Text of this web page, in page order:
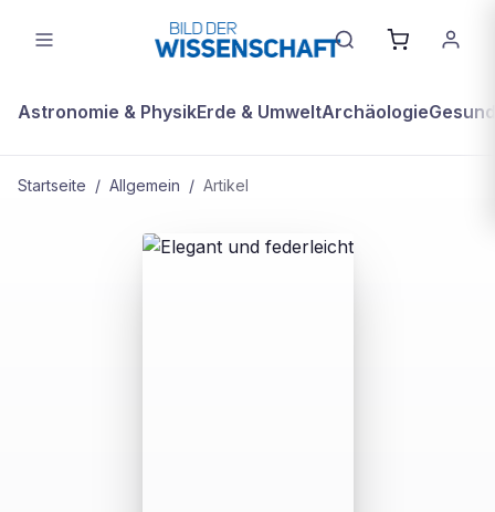
Astronomie & PhysikErde & UmweltArchäologie
Startseite / Allgemein / Artikel